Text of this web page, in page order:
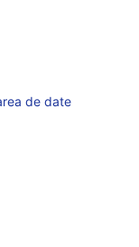
de date